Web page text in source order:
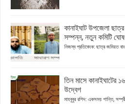
কানাইঘাট উপজেলা
সম্পন্ন, নতুন কমিটি
নিজস্ব প্রতিবেদক: ছাত্র জমিয়ত
তিন মাসে কানাইঘাটের
উদ্বেগ
মাহবুবুর রশিদ: একসময় শান্তি,